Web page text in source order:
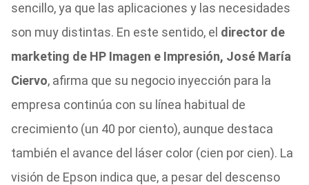
sencillo, ya que las aplicaciones y las necesidades
son muy distintas. En este sentido, el director de
marketing de HP Imagen e Impresión, José María
Ciervo, afirma que su negocio inyección para la
empresa continúa con su línea habitual de
crecimiento (un 40 por ciento), aunque destaca
también el avance del láser color (cien por cien). La
visión de Epson indica que, a pesar del descenso